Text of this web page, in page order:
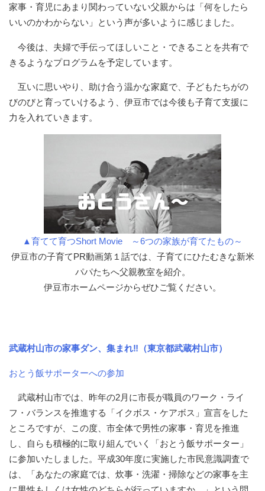
家事・育児にあまり関わっていない父親からは「何をしたら
いいのかわからない」という声が多いように感じました。
今後は、夫婦で手伝ってほしいこと・できることを共有で
きるようなプログラムを予定しています。
互いに思いやり、助け合う温かな家庭で、子どもたちがの
びのびと育っていけるよう、伊豆市では今後も子育て支援に
力を入れていきます。
▲育てて育つShort Movie ～6つの家族が育てたもの～
伊豆市の子育てPR動画第１話では、子育てにひたむきな新米
パパたちへ父親教室を紹介。
伊豆市ホームページからぜひご覧ください。
武蔵村山市の家事ダン、集まれ‼（東京都武蔵村山市）
おとう飯サポーターへの参加
武蔵村山市では、昨年の2月に市長が職員のワーク・ライ
フ・バランスを推進する「イクボス・ケアボス」宣言をした
ところですが、この度、市全体で男性の家事・育児を推進
し、自らも積極的に取り組んでいく「おとう飯サポーター」
に参加いたしました。平成30年度に実施した市民意識調査で
は、「あなたの家庭では、炊事・洗濯・掃除などの家事を主